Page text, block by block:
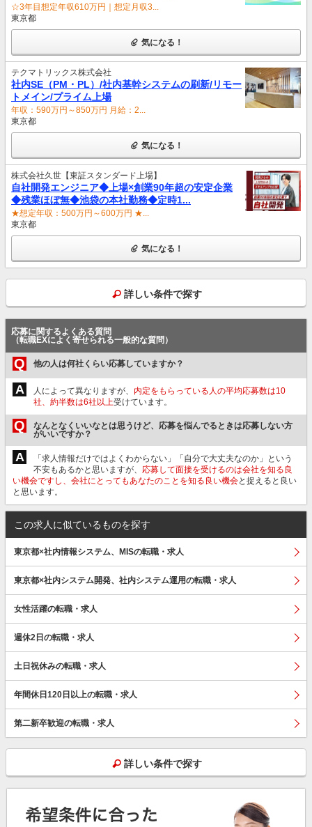
☆3年目想定年収610万円｜想定月収3...
東京都
気になる！
テクマトリックス株式会社
社内SE（PM・PL）/社内基幹システムの刷新/リモー
トメイン/プライム上場
年収：590万円～850万円 月給：2...
東京都
気になる！
株式会社久世【東証スタンダード上場】
自社開発エンジニア◆上場×創業90年超の安定企業
◆残業ほぼ無◆池袋の本社勤務◆定時1...
★想定年収：500万円～600万円 ★...
東京都
気になる！
詳しい条件で探す
応募に関するよくある質問
（転職EXによく寄せられる一般的な質問）
Q 他の人は何社くらい応募していますか？
A 人によって異なりますが、 内定をもらっている人の平均応募数は10
社、約半数は6社以上受けています。
Q
なんとなくいいなとは思うけど、応募を悩んでるときは応募しない方
がいいですか？
A
「求人情報だけではよくわからない」「自分で大丈夫なのか」という
不安もあるかと思いますが、 応募して面接を受けるのは会社を知る良
い機会ですし、会社にとってもあなたのことを知る良い機会と捉えると良い
と思います。
この求人に似ているものを探す
東京都×社内情報システム、MISの転職・求人
東京都×社内システム開発、社内システム運用の転職・求人
女性活躍の転職・求人
週休2日の転職・求人
土日祝休みの転職・求人
年間休日120日以上の転職・求人
第二新卒歓迎の転職・求人
詳しい条件で探す